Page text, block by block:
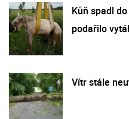
Kůň spadl
podařilo
Vítr stále